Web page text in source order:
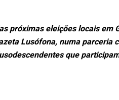
próximas eleições locais em
Lusófona, numa parceria
que